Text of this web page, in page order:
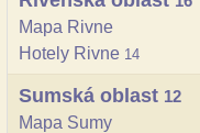
Mapa Rivne
Hotely Rivne 14
Sumská oblast 12
Mapa Sumy